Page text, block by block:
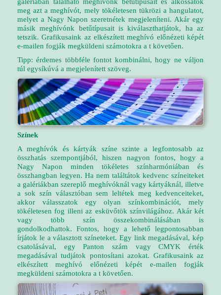
meg azt a meghívót, mely tökéletesen tükrözi a hangulatot,
melyet a Nagy Napon szeretnétek megjeleníteni. Akár egy
másik meghívónk betűtípusait is kiválaszthatjátok, ha az
tetszik. Grafikusaink az elkészített meghívó előnézeti képét
e-mailen fogják megküldeni számotokra a t követően.
Tipp: érdemes többféle fontot kombinálni, hogy ne váljon
túl egysíkúvá a megjelenített szöveg.
Színek
A meghívók és kártyák színe szinte a legfontosabb az
összhatás szempontjából, hiszen nagyon fontos, hogy a
Nagy Napon minden tökéletes színharmóniában és
összhangban legyen. Ha nem találtátok kedvenc színeiteket
a galériákban szereplő meghívóknál vagy kártyáknál, illetve
a sok szín választóban sem leltétek meg kedvenceiteket,
akkor válasszatok egy olyan színkombinációt, mely
tökéletesen fog illeni az esküvőtök színvilágához. Akár két
vagy több szín összekombinálásában is
gondolkodhattok. Fontos, hogy a lehető legpontosabban
írjátok le a választott színeteket. Egy link megadásával, kép
csatolásával, egy Panton szám vagy CMYK érték
megadásával tudjátok pontosítani azokat. Grafikusaink az
elkészített meghívó előnézeti képét e-mailen fogják
megküldeni számotokra a t követően.